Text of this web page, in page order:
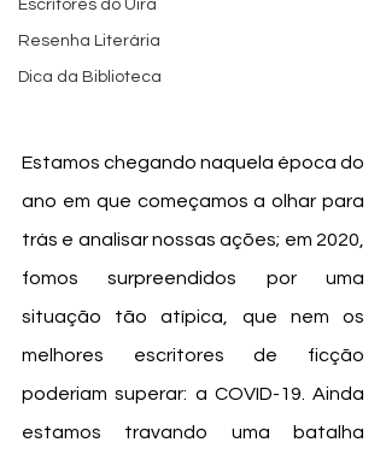
Escritores do Uira
Resenha Literária
Dica da Biblioteca
Estamos chegando naquela época do
ano em que começamos a olhar para
trás e analisar nossas ações; em 2020,
fomos surpreendidos por uma
situação tão atípica, que nem os
melhores escritores de ficção
poderiam superar: a COVID-19. Ainda
estamos travando uma batalha